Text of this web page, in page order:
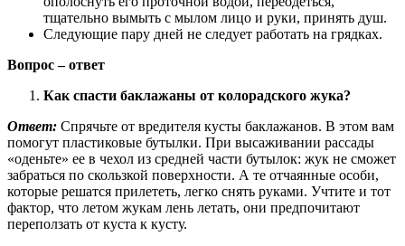
тщательно вымыть с мылом лицо и руки, принять душ.
Следующие пару дней не следует работать на грядках.
Вопрос – ответ
Как спасти баклажаны от колорадского жука?
Ответ: Спрячьте от вредителя кусты баклажанов. В этом вам
помогут пластиковые бутылки. При высаживании рассады
«оденьте» ее в чехол из средней части бутылок: жук не сможет
забраться по скользкой поверхности. А те отчаянные особи,
которые решатся прилететь, легко снять руками. Учтите и тот
фактор, что летом жукам лень летать, они предпочитают
переползать от куста к кусту.